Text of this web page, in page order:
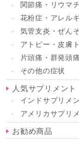
関節痛・リウマ
花粉症・アレル
気管支炎・ぜん
アトピー・皮膚
片頭痛・群発頭痛
その他の症状
人気サプリメント
インドサプリメ
アメリカサプリ
お勧め商品